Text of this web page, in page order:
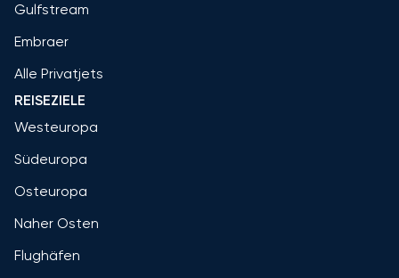
Gulfstream
Embraer
Alle Privatjets
REISEZIELE
Westeuropa
Südeuropa
Osteuropa
Naher Osten
Flughäfen